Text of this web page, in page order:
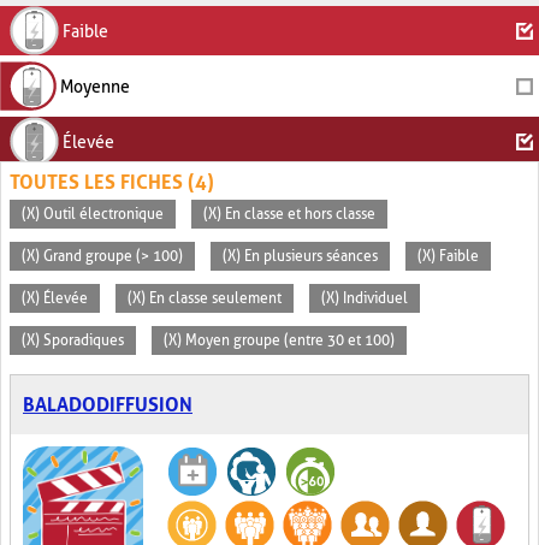
Faible
Moyenne
Élevée
TOUTES LES FICHES (4)
(X) Outil électronique (X) En classe et hors classe
(X) Grand groupe (> 100) (X) En plusieurs séances (X) Faible
(X) Élevée (X) En classe seulement (X) Individuel
(X) Sporadiques (X) Moyen groupe (entre 30 et 100)
BALADODIFFUSION